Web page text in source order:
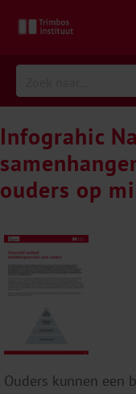
Infograhic
ouders op
Ouders kunnen een